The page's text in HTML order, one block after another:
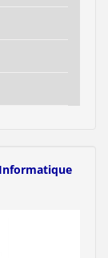
Informatique